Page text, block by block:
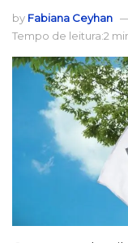
by Fabiana Ceyhan
Tempo de leitura:2